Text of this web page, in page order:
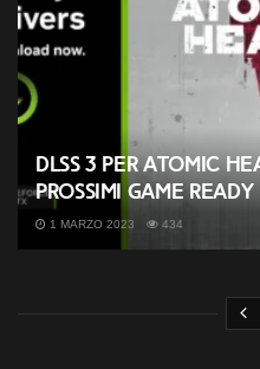
DLSS 3 per Atomic
prossimi Game
1 MARZO 2023 434